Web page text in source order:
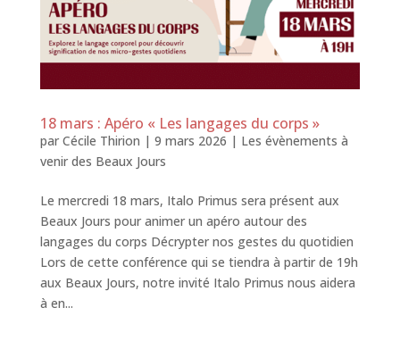
18 mars : Apéro « Les langages du corps »
par Cécile Thirion | 9 mars 2026 | Les évènements à
venir des Beaux Jours
Le mercredi 18 mars, Italo Primus sera présent aux
Beaux Jours pour animer un apéro autour des
langages du corps Décrypter nos gestes du quotidien
Lors de cette conférence qui se tiendra à partir de 19h
aux Beaux Jours, notre invité Italo Primus nous aidera
à en...